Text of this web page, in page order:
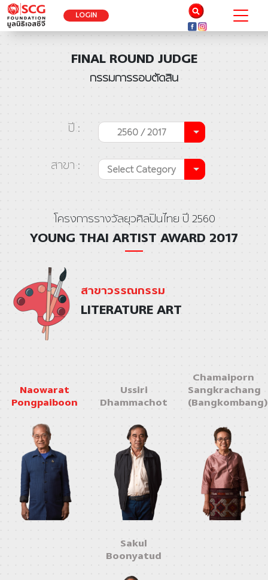
LOGIN
FINAL ROUND JUDGE
กรรมการรอบตัดสิน
ปี : 2560 / 2017
สาขา : Select Category
โครงการรางวัลยุวศิลปินไทย ปี 2560
YOUNG THAI ARTIST AWARD 2017
สาขาวรรณกรรม
LITERATURE ART
Naowarat
Pongpaiboon
Ussiri
Dhammachot
Chamaiporn
Sangkrachang
(Bangkombang)
Sakul
Boonyatud